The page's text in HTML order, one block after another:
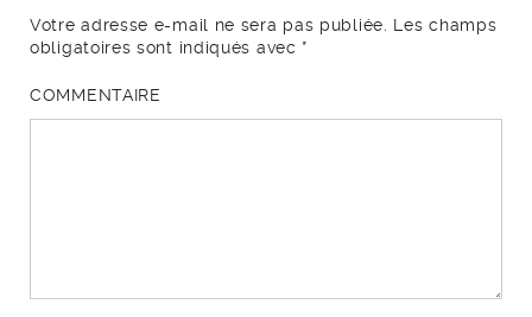
Votre adresse e-mail ne sera pas publiée.
Les champs
obligatoires sont indiqués avec *
COMMENTAIRE